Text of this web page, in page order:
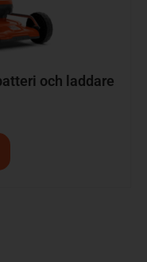
och laddare